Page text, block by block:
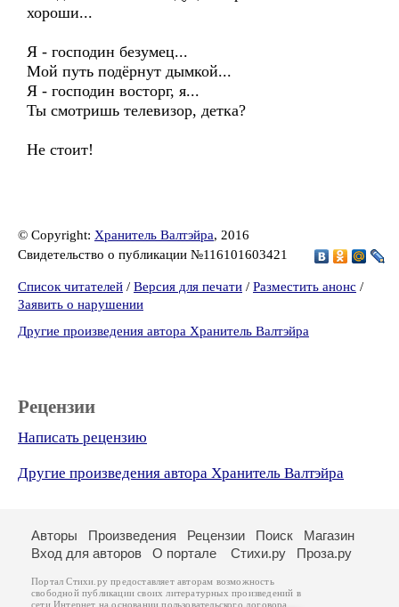
хороши...
Я - господин безумец...
Мой путь подёрнут дымкой...
Я - господин восторг, я...
Ты смотришь телевизор, детка?
Не стоит!
© Copyright: Хранитель Валтэйра, 2016
Свидетельство о публикации №116101603421
Список читателей / Версия для печати / Разместить анонс /
Заявить о нарушении
Другие произведения автора Хранитель Валтэйра
Рецензии
Написать рецензию
Другие произведения автора Хранитель Валтэйра
Авторы Произведения Рецензии Поиск
Магазин
Вход для авторов
О портале Стихи.ру Проза.ру
Портал Стихи.ру предоставляет авторам возможность
свободной публикации своих литературных произведений в
сети Интернет на основаниипользовательского договора